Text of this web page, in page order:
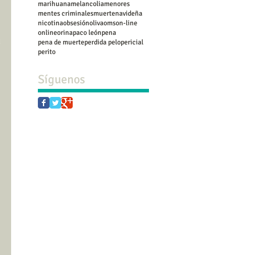
marihuanamelancoliamenores
mentes criminalesmuertenavideña
nicotinaobsesiónolivaomson-line
onlineorinapaco leónpena
pena de muerteperdida pelopericial
perito
Síguenos